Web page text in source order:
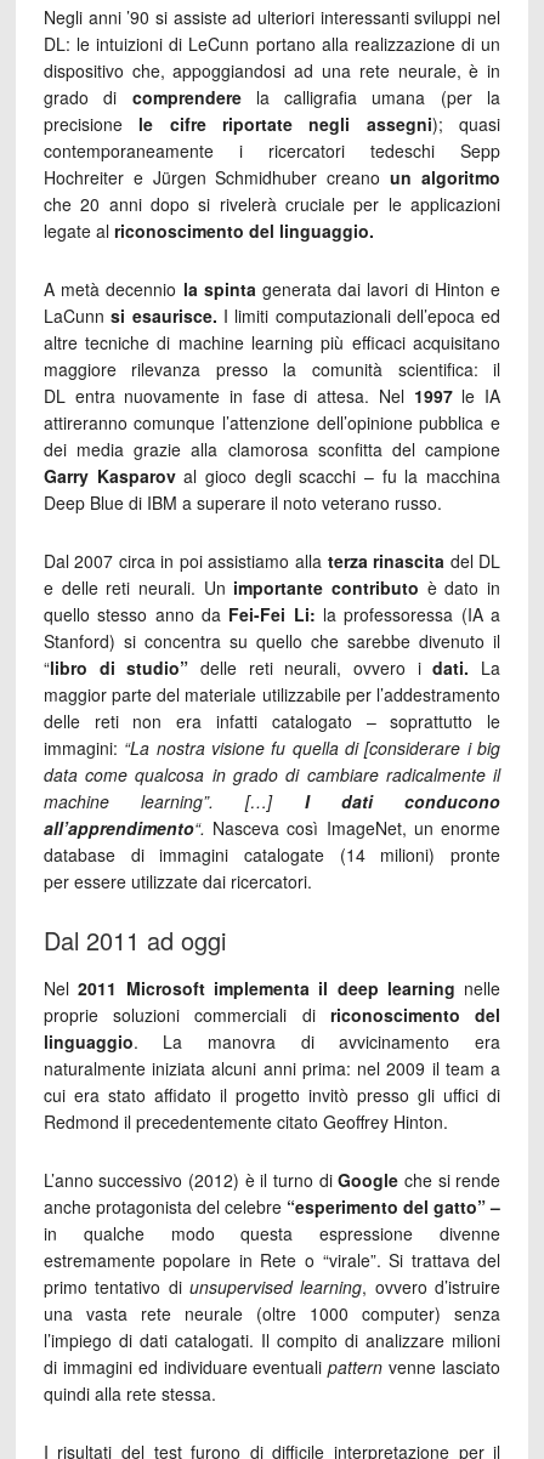
Negli anni ’90 si assiste ad ulteriori interessanti sviluppi nel
DL: le intuizioni di LeCunn portano alla realizzazione di un
dispositivo che, appoggiandosi ad una rete neurale, è in
grado di comprenderela calligrafia umana (per la
precisione le cifre riportate negli assegni); quasi
contemporaneamente i ricercatori tedeschi Sepp
Hochreiter e Jürgen Schmidhuber creanoun algoritmo
che 20 anni dopo si rivelerà cruciale per le applicazioni
legate al riconoscimento del linguaggio.
A metà decennio la spintagenerata dai lavori di Hinton e
LaCunnsi esaurisce. I limiti computazionali dell’epoca ed
altre tecniche di machine learning più efficaci acquisitano
maggiore rilevanza presso la comunità scientifica: il
DL entra nuovamente in fase di attesa. Nel 1997le IA
attireranno comunque l’attenzione dell’opinione pubblica e
dei media grazie alla clamorosa sconfitta del campione
Garry Kasparoval gioco degli scacchi – fu la macchina
Deep Blue di IBM a superare il noto veterano russo.
Dal 2007 circa in poi assistiamo alla terza rinascita del DL
e delle reti neurali. Un importante contributo è dato in
quello stesso anno da Fei-Fei Li: la professoressa (IA a
Stanford) si concentra su quello che sarebbe divenuto il
“libro di studio” delle reti neurali, ovvero idati. La
maggior parte del materiale utilizzabile per l’addestramento
delle reti non era infatti catalogato – soprattutto le
immagini: “La nostra visione fu quella di [considerare i big
data come qualcosa in grado di cambiare radicalmente il
machine learning”. […]I dati conducono
all’apprendimento“. Nasceva così ImageNet, un enorme
database di immagini catalogate (14 milioni) pronte
per essere utilizzate dai ricercatori.
Dal 2011 ad oggi
Nel2011 Microsoft implementa il deep learning nelle
proprie soluzioni commerciali di riconoscimento del
linguaggio. La manovra di avvicinamento era
naturalmente iniziata alcuni anni prima: nel 2009 il team a
cui era stato affidato il progetto invitò presso gli uffici di
Redmond il precedentemente citato Geoffrey Hinton.
L’anno successivo (2012) è il turno diGoogle che si rende
anche protagonista del celebre “esperimento del gatto” –
in qualche modo questa espressione divenne
estremamente popolare in Rete o “virale”. Si trattava del
primo tentativo di unsupervised learning, ovvero d’istruire
una vasta rete neurale (oltre 1000 computer) senza
l’impiego di dati catalogati. Il compito di analizzare milioni
di immagini ed individuare eventualipatternvenne lasciato
quindi alla rete stessa.
I risultati del test furono di difficile interpretazione per il